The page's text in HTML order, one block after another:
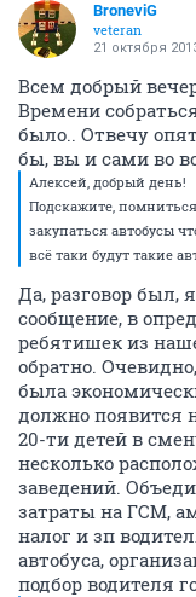
BroneviG
veteran
21 октября
Всем добрый
Времени
было.. Отвечу
бы, вы и сами во
Алексей, добрый день!
Подскажите, помниться
закупаться автобусы
всё таки будут такие
Да, разговор был,
сообщение, в
ребятишек из
обратно.
была
должно появится
20-ти детей в
несколько
заведений.
затраты на ГСМ,
налог и зп
автобуса,
подбор водителя